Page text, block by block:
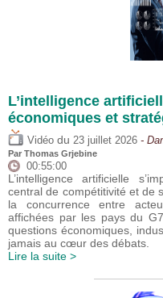
L’intelligence
économiques et
Vidéo du 23 juillet 2026 -
Par Thomas Grjebine
00:55:00
L’intelligence artificielle
central de compétitivité et de
la concurrence entre
affichées par les pays du
questions économiques,
jamais au cœur des débats.
Lire la suite >